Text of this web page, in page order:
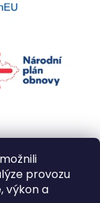
provozu
výkon a